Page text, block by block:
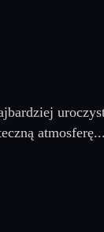
atmosferę...